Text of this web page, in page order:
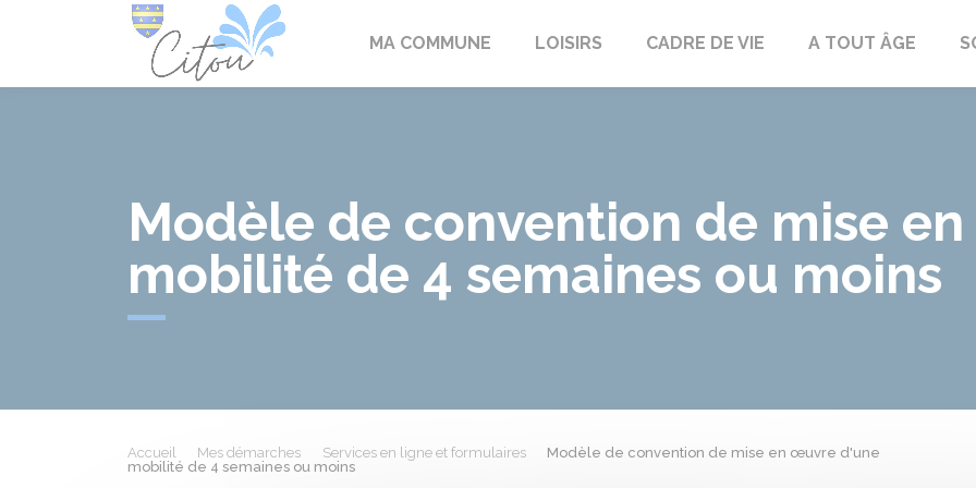
MA COMMUNE LOISIRS CADRE DE VIE A TOUT ÂGE
Modèle de convention de mise
mobilité de 4 semaines ou moins
Accueil Mes démarches Services en ligne et formulaires
Modèle de convention de mise en œuvre d'une
mobilité de 4 semaines ou moins